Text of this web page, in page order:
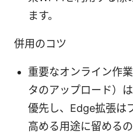
ます。
併用のコツ
重要なオンライン作
タのアップロード）
優先し、Edge拡張は
高める用途に留めるの